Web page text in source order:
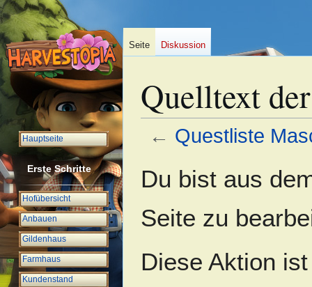
Quelltext
← Questliste
Navigation
Suche
Du bist aus
Seite zu
Diese Aktion
Seite Diskussion
Hauptseite
Erste Schritte
Hofübersicht
Anbauen
Gildenhaus
Farmhaus
Kundenstand